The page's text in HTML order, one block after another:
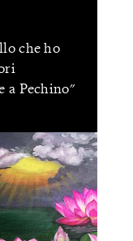
che ho
a Pechino"